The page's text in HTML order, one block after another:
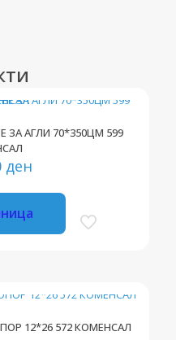
ЗА АГЛИ 70*350ЦМ 599
ден
12*26 572 КОМЕНСАЛ